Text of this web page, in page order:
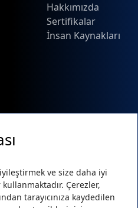
Hakkımızda
Sertifikalar
İnsan Kaynakları
ve size daha iyi
Çerezler,
tarayıcınıza kaydedilen